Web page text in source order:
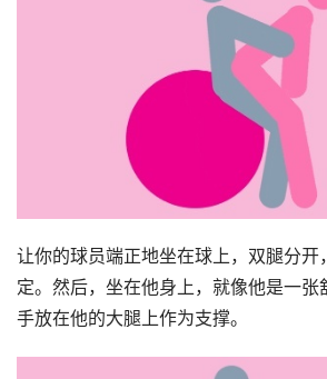
让你的球员端正地坐在球上，双腿分开
定。然后，坐在他身上，就像他是一张
手放在他的大腿上作为支撑。